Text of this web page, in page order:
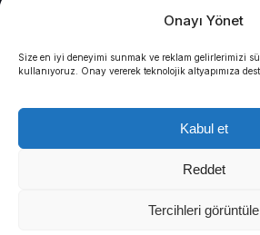
Onayı Yönet
Size en iyi deneyimi sunmak ve reklam gelirlerimizi
kullanıyoruz. Onay vererek teknolojik altyapımıza
Kabul et
Reddet
Tercihleri görüntüle